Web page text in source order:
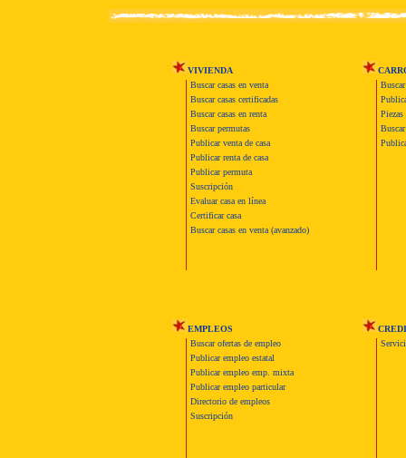
VIVIENDA
Buscar casas en venta
Buscar casas certificadas
Buscar casas en renta
Buscar permutas
Publicar venta de casa
Publicar renta de casa
Publicar permuta
Suscripción
Evaluar casa en línea
Certificar casa
Buscar casas en venta (avanzado)
Piezas
EMPLEOS
Buscar ofertas de empleo
Publicar empleo estatal
Publicar empleo emp. mixta
Publicar empleo particular
Directorio de empleos
Suscripción